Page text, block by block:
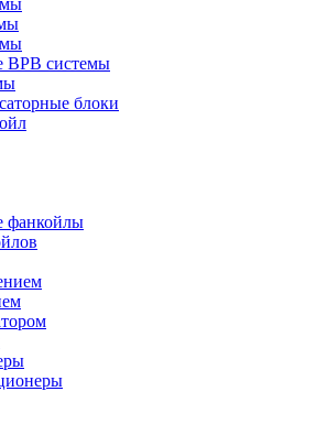
ВРВ системы
блоки
фанкойлы